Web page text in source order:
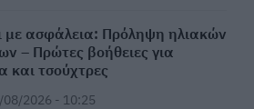
μεταξύ 45 και 65 ετών
επιπλέον 13 χρόνια χωρίς τη
με ασφάλεια: Πρόληψη ηλιακών
– Πρώτες βοήθειες για
και τσούχτρες
08/2026 - 10:25